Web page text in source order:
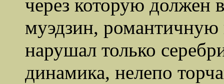
через которую должен
муэдзин, романтичную
нарушал только
динамика, нелепо